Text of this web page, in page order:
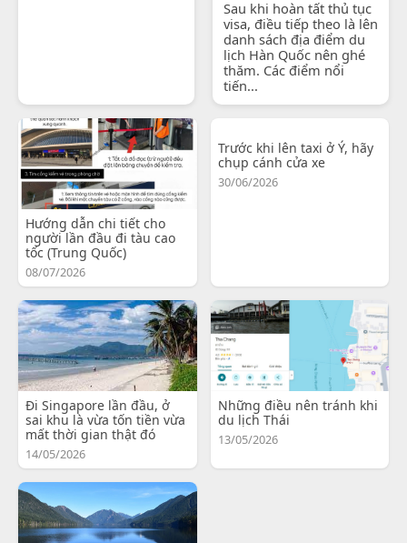
Sau khi hoàn tất thủ tục
visa, điều tiếp theo là lên
danh sách địa điểm du
lịch Hàn Quốc nên ghé
thăm. Các điểm nổi
tiến...
Hướng dẫn chi tiết cho
người lần đầu đi tàu cao
tốc (Trung Quốc)
08/07/2026
Trước khi lên taxi ở Ý, hãy
chụp cánh cửa xe
30/06/2026
Đi Singapore lần đầu, ở
sai khu là vừa tốn tiền vừa
mất thời gian thật đó
14/05/2026
Những điều nên tránh khi
du lịch Thái
13/05/2026